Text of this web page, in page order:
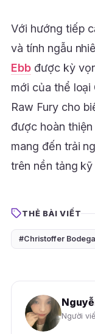
Với hướng tiếp
và tính ngẫu
Ebbđược kỳ
mới của thể loại
Raw Fury cho
được hoàn
mang đến trải
trên nền tảng kỹ
THẺ BÀI VIẾT
#Christoffer
Người